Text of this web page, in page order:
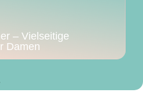
– Vielseitige
Damen